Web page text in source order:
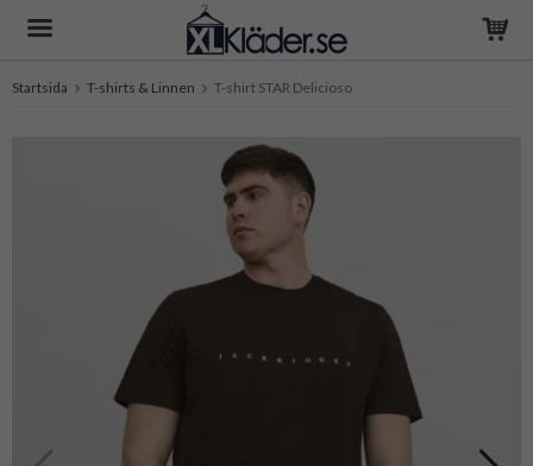
Startsida T-shirts & Linnen T-shirt STAR Delicioso